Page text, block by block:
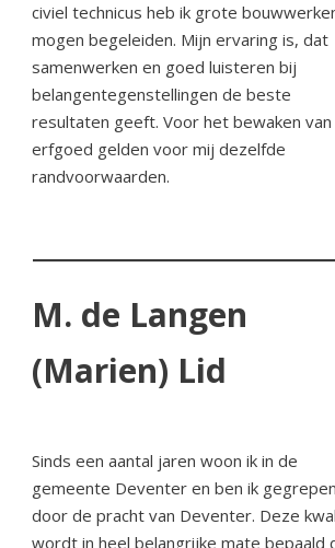
civiel technicus heb ik grote
mogen begeleiden. Mijn ervaring is, dat
samenwerken en goed luisteren bij
belangentegenstellingen de beste
resultaten geeft. Voor het bewaken van
erfgoed gelden voor mij dezelfde
randvoorwaarden.
M. de Langen
(Marien) Lid
Sinds een aantal jaren woon ik in de
gemeente Deventer en ben ik gegrepen
door de pracht van Deventer. Deze
wordt in heel belangrijke mate bepaald